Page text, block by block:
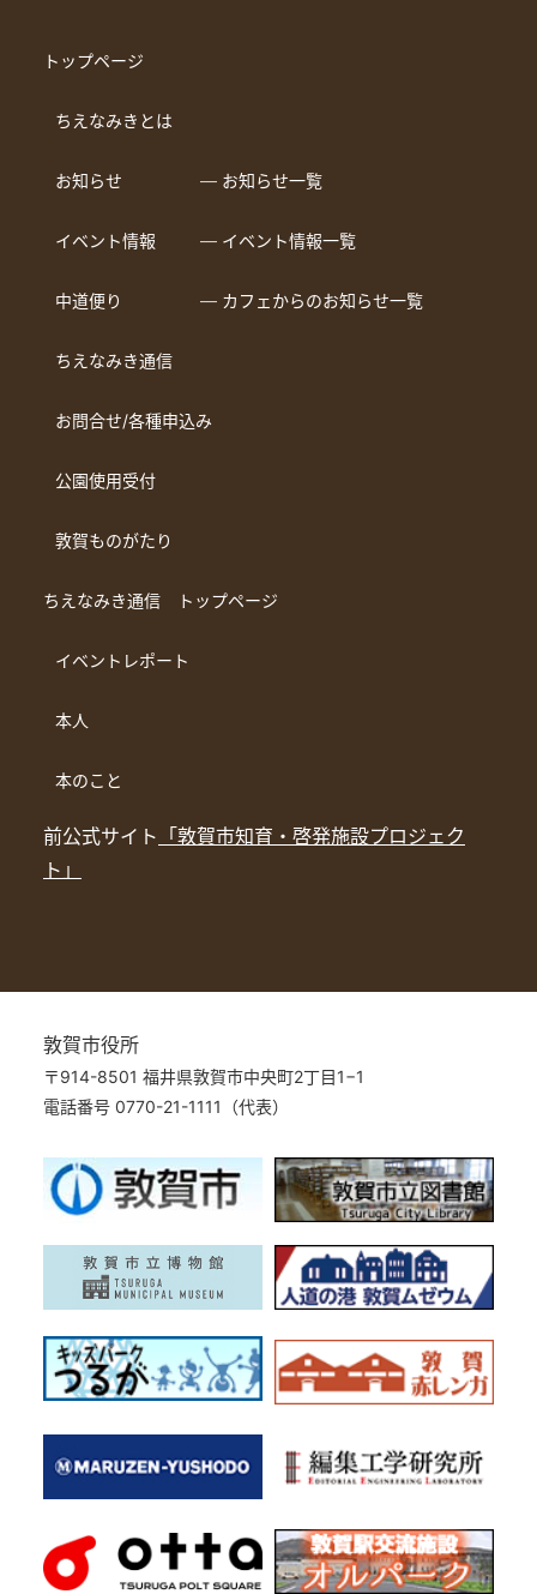
トップページ
ちえなみきとは
お知らせ ― お知らせ一覧
イベント情報 ― イベント情報一覧
中道便り ― カフェからのお知らせ一覧
ちえなみき通信
お問合せ/各種申込み
公園使用受付
敦賀ものがたり
ちえなみき通信 トップページ
イベントレポート
本人
本のこと
前公式サイト 「敦賀市知育・啓発施設プロジェク
ト」
敦賀市役所
〒914-8501 福井県敦賀市中央町2丁目1−1
電話番号 0770-21-1111（代表）